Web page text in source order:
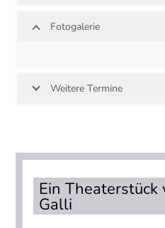
Fotogalerie
Weitere Termine
Ein Theaterstück
Galli